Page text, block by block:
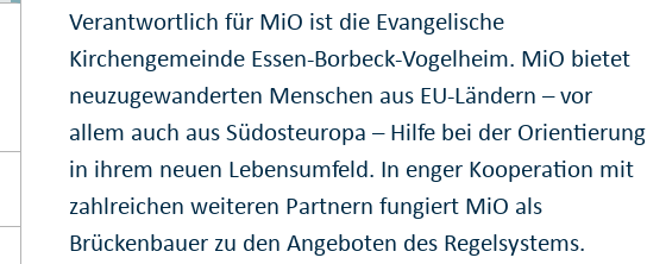
Verantwortlich für MiO ist die Evangelische
Kirchengemeinde Essen-Borbeck-Vogelheim. MiO bietet
neuzugewanderten Menschen aus EU-Ländern – vor
allem auch aus Südosteuropa – Hilfe bei der Orientierung
in ihrem neuen Lebensumfeld. In enger Kooperation mit
zahlreichen weiteren Partnern fungiert MiO als
Brückenbauer zu den Angeboten des Regelsystems.